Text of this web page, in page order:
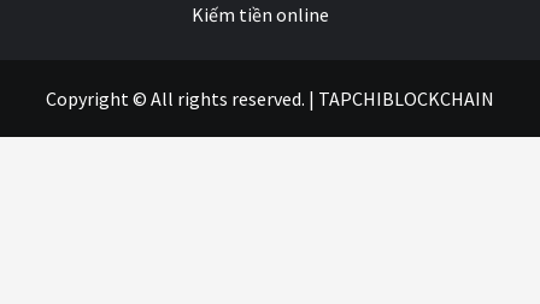
Kiếm tiền online
Copyright © All rights reserved. | TAPCHIBLOCKCHAIN